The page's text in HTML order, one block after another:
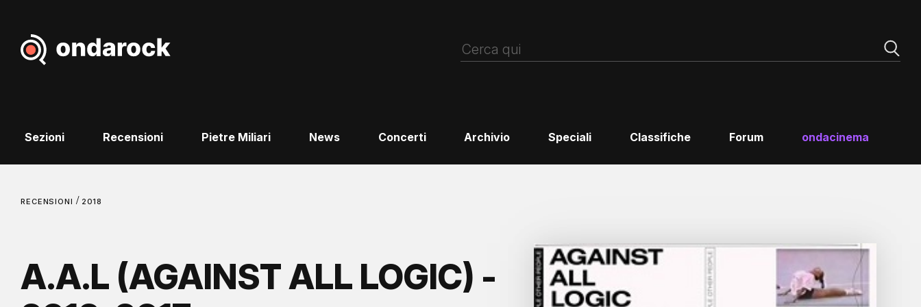
Sezioni Recensioni Pietre Miliari News Concerti Archivio Speciali Classifiche Forum ondacinema
RECENSIONI / 2018
A.A.L (AGAINST ALL LOGIC) -